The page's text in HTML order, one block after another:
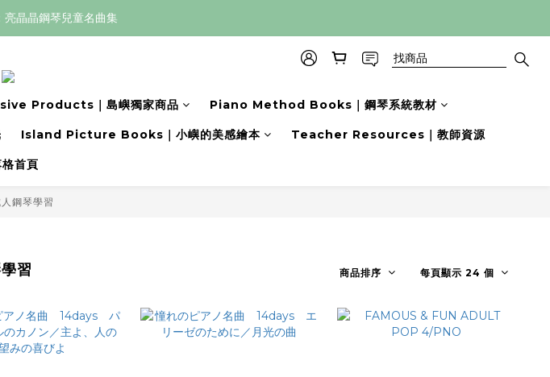
晶晶鋼琴兒童名曲集
Products｜島嶼獨家商品 Piano Method Books｜鋼琴系統教材
Island Picture Books｜小嶼的美感繪本 Teacher Resources｜教師資源
首頁
鋼琴學習
習 商品排序 每頁顯示 24 個